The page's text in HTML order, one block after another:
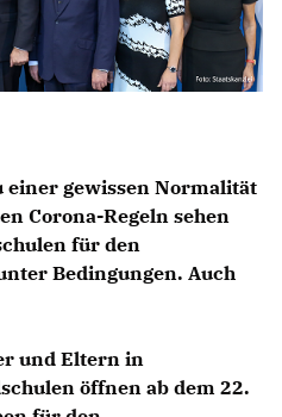
Potsdam
gewissen Normalität
Corona-Regeln sehen
für den
Bedingungen. Auch
und Eltern in
öffnen ab dem 22.